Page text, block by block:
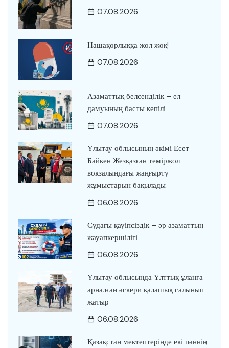
07.08.2026
Нашақорлыққа жол жоқ!
07.08.2026
Азаматтық белсенділік – ел
дамуының басты кепілі
07.08.2026
Ұлытау облысының әкімі Есет
Байкен Жезқазған теміржол
вокзалындағы жаңғырту
жұмыстарын бақылады
06.08.2026
Судағы қауіпсіздік – әр азаматтың
жауапкершілігі
06.08.2026
Ұлытау облысында Ұлттық ұланға
арналған әскери қалашық салынып
жатыр
06.08.2026
Қазақстан мектептерінде екі пәннің